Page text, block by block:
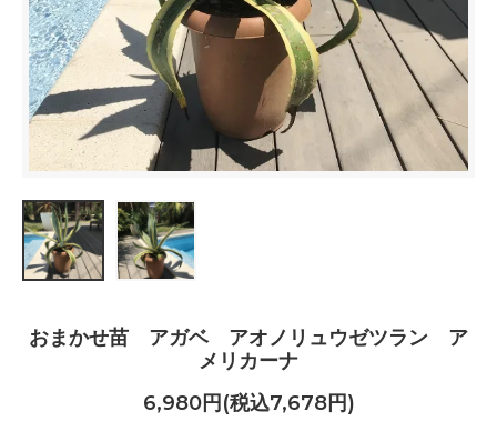
おまかせ苗 アガベ アオノリュウゼツラン ア
メリカーナ
6,980円(税込7,678円)